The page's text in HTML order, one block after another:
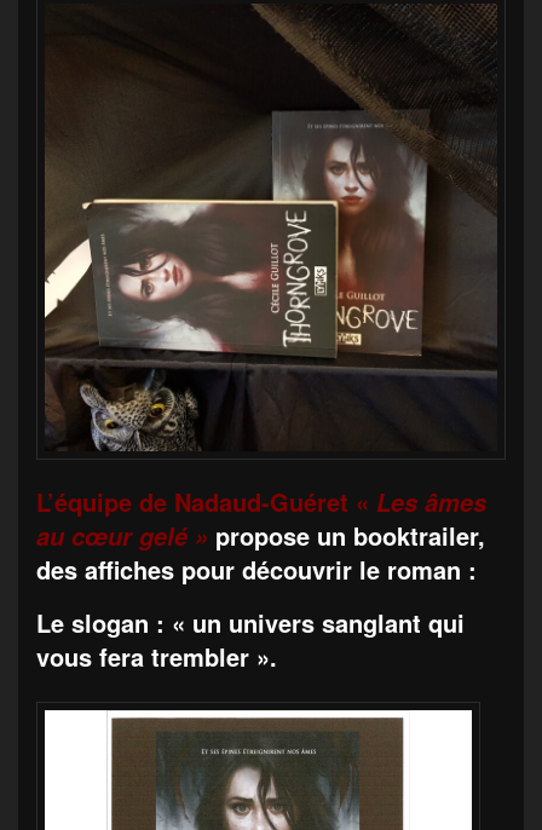
L’équipe de Nadaud-Guéret « Les âmes
au cœur gelé » propose un booktrailer,
des affiches pour découvrir le roman :
Le slogan : « un univers sanglant qui
vous fera trembler ».